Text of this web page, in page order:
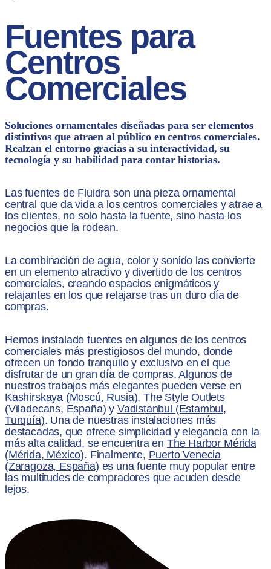
Fuentes para
Centros
Comerciales
Soluciones ornamentales diseñadas para ser elementos
distintivos que atraen al público en centros comerciales.
Realzan el entorno gracias a su interactividad, su
tecnología y su habilidad para contar historias.
Las fuentes de Fluidra son una pieza ornamental
central que da vida a los centros comerciales y atrae a
los clientes, no solo hasta la fuente, sino hasta los
negocios que la rodean.
La combinación de agua, color y sonido las convierte
en un elemento atractivo y divertido de los centros
comerciales, creando espacios enigmáticos y
relajantes en los que relajarse tras un duro día de
compras.
Hemos instalado fuentes en algunos de los centros
comerciales más prestigiosos del mundo, donde
ofrecen un fondo tranquilo y exclusivo en el que
disfrutar de un gran día de compras. Algunos de
nuestros trabajos más elegantes pueden verse en
Kashirskaya (Moscú, Rusia), The Style Outlets
(Viladecans, España) y Vadistanbul (Estambul,
Turquía). Una de nuestras instalaciones más
destacadas, que ofrece simplicidad y elegancia con la
más alta calidad, se encuentra en The Harbor Mérida
(Mérida, México). Finalmente, Puerto Venecia
(Zaragoza, España) es una fuente muy popular entre
las multitudes de compradores que acuden desde
lejos.